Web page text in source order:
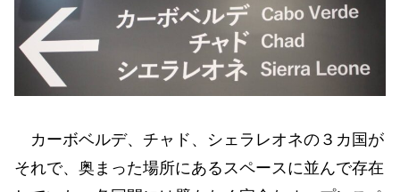
カーボベルデ、チャド、シェラレオネの３カ国が
それで、奥まった場所にあるスペースに並んで存在